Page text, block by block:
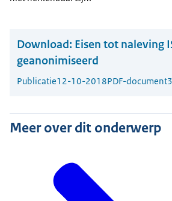
Download: Eisen tot naleving
geanonimiseerd
Publicatie12-10-2018PDF-document
Meer over dit onderwerp